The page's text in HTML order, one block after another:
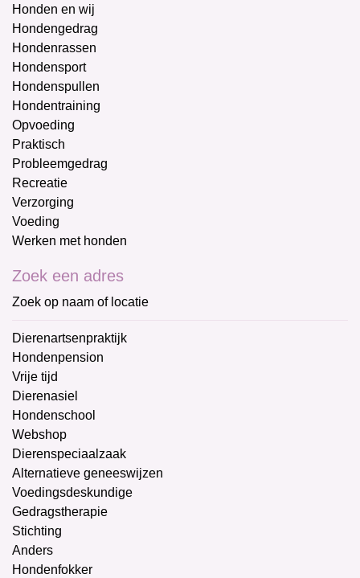
Honden en wij
Hondengedrag
Hondenrassen
Hondensport
Hondenspullen
Hondentraining
Opvoeding
Praktisch
Probleemgedrag
Recreatie
Verzorging
Voeding
Werken met honden
Zoek een adres
Zoek op naam of locatie
Dierenartsenpraktijk
Hondenpension
Vrije tijd
Dierenasiel
Hondenschool
Webshop
Dierenspeciaalzaak
Alternatieve geneeswijzen
Voedingsdeskundige
Gedragstherapie
Stichting
Anders
Hondenfokker